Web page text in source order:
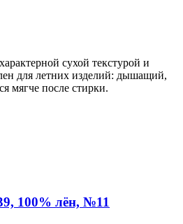
сухой текстурой и
для летних изделий: дышащий,
мягче после стирки.
100% лён, №11